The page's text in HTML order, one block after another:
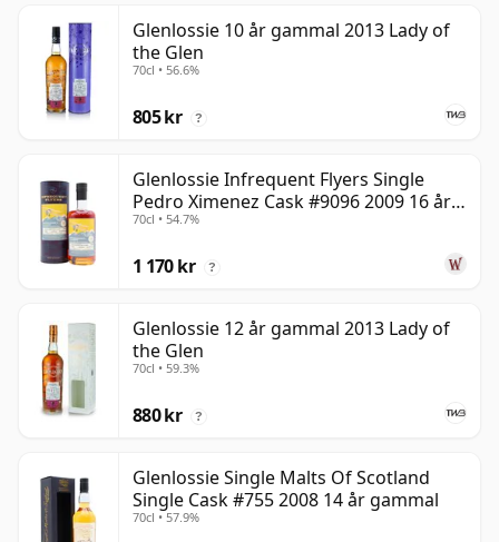
Glenlossie 10 år gammal 2013 Lady of
the Glen
70cl • 56.6%
805 kr ?
Glenlossie Infrequent Flyers Single
Pedro Ximenez Cask #9096 2009 16 år
gammal
70cl • 54.7%
1 170 kr ?
Glenlossie 12 år gammal 2013 Lady of
the Glen
70cl • 59.3%
880 kr ?
Glenlossie Single Malts Of Scotland
Single Cask #755 2008 14 år gammal
70cl • 57.9%